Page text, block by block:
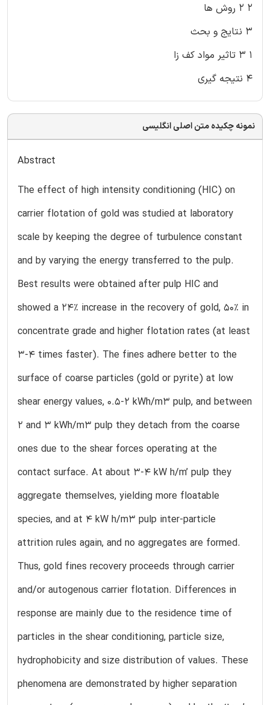
۲ ۲ روش ها
۳ نتایج و بحث
۱ ۳ تاثیر مواد کف زا
۴ نتیجه گیری
نمونه چکیده متن اصلی انگلیسی
Abstract
The effect of high intensity conditioning (HIC) on
carrier flotation of gold was studied at laboratory
scale by keeping the degree of turbulence constant
and by varying the energy transferred to the pulp.
Best results were obtained after pulp HIC and
showed a 24% increase in the recovery of gold, 50% in
concentrate grade and higher flotation rates (at least
3-4 times faster). The fines adhere better to the
surface of coarse particles (gold or pyrite) at low
shear energy values, 0.5-2 kWh/m3 pulp, and between
2 and 3 kWh/m3 pulp they detach from the coarse
ones due to the shear forces operating at the
contact surface. At about 3-4 kW h/m’ pulp they
aggregate themselves, yielding more floatable
species, and at 4 kW h/m3 pulp inter-particle
attrition rules again, and no aggregates are formed.
Thus, gold fines recovery proceeds through carrier
and/or autogenous carrier flotation. Differences in
response are mainly due to the residence time of
particles in the shear conditioning, particle size,
hydrophobicity and size distribution of values. These
phenomena are demonstrated by higher separation